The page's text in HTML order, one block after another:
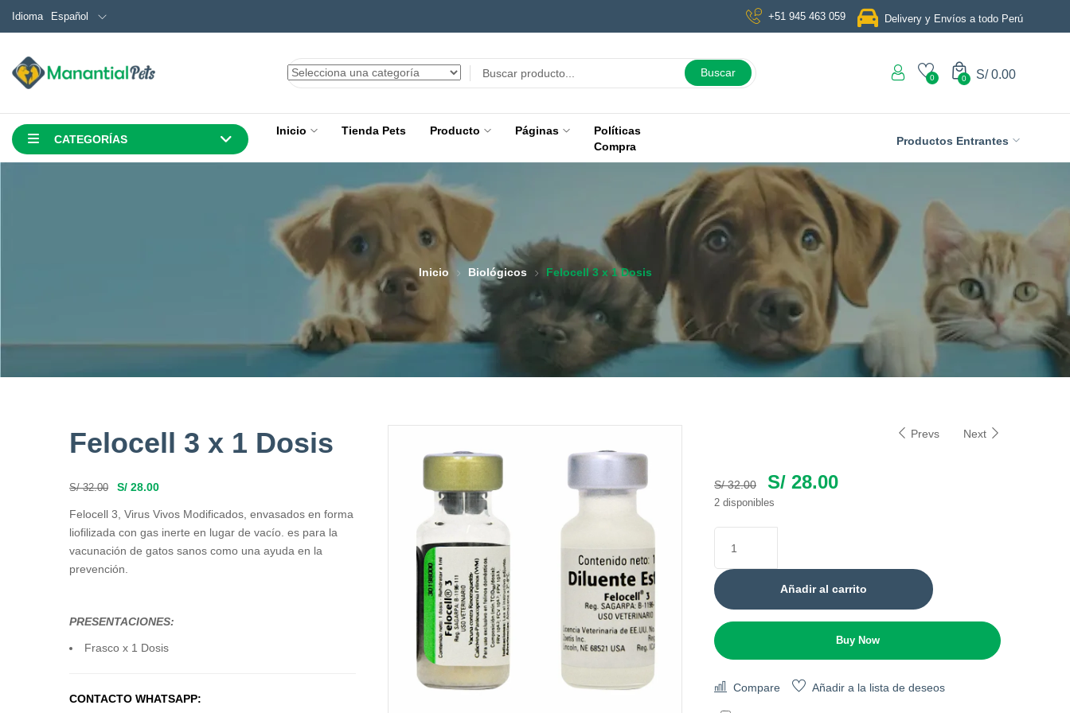
Idioma Español +51 945 463 059 Delivery y Envíos a todo Perú
Buscar 0 S/0.00
0
CATEGORÍAS
Inicio Tienda Pets Producto Páginas
Políticas
Compra
Productos Entrantes
Inicio Biológicos Felocell 3 x 1 Dosis
Felocell 3 x 1 Dosis
S/32.00 S/ 28.00
Felocell 3, Virus Vivos Modificados, envasados en forma
liofilizada con gas inerte en lugar de vacío. es para la
vacunación de gatos sanos como una ayuda en la
prevención.
PRESENTACIONES:
Frasco x 1 Dosis
CONTACTO WHATSAPP:
Prevs Next
S/32.00 S/ 28.00
2 disponibles
Añadir al carrito
Buy Now
Compare Añadir a la lista de deseos